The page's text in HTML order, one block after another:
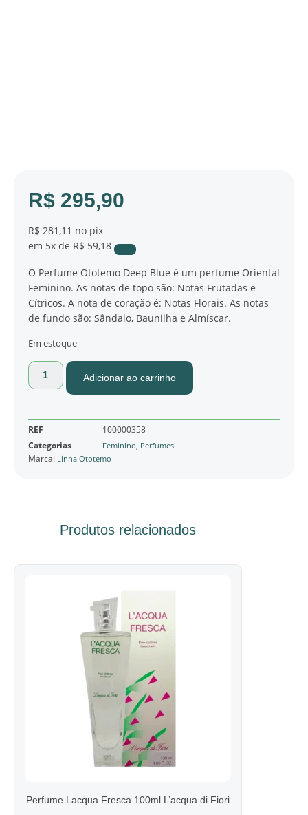
R$ 295,90
R$ 281,11 no pix
em 5x de R$ 59,18
O Perfume Ototemo Deep Blue é um perfume Oriental
Feminino. As notas de topo são: Notas Frutadas e
Cítricos. A nota de coração é: Notas Florais. As notas
de fundo são: Sândalo, Baunilha e Almíscar.
Em estoque
Adicionar ao carrinho
REF
100000358
Categorias
Feminino, Perfumes
Marca: Linha Ototemo
Produtos relacionados
Perfume Lacqua Fresca 100ml L’acqua di Fiori